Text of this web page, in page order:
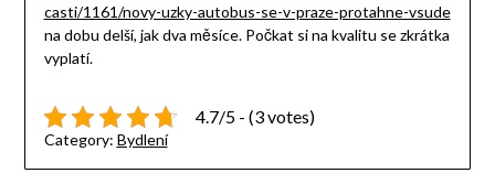
casti/1161/novy-uzky-autobus-se-v-praze-protahne-vsude
na dobu delší, jak dva měsíce. Počkat si na kvalitu se zkrátka
vyplatí.
4.7/5 - (3 votes)
Category: Bydlení